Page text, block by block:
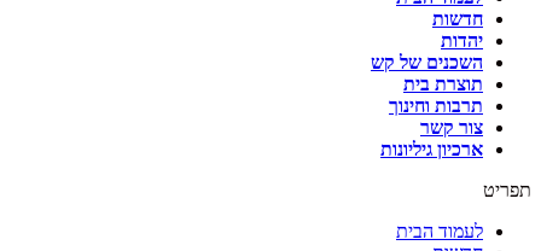
חדשות
יהדות
השכנים של קש
תוצרת בית
תרבות וחינוך
צור קשר
ארכיון גיליונות
תפריט
לעמוד הבית